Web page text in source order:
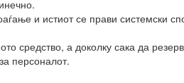
и истиот се прави системски
средство, а доколку сака да
персоналот.